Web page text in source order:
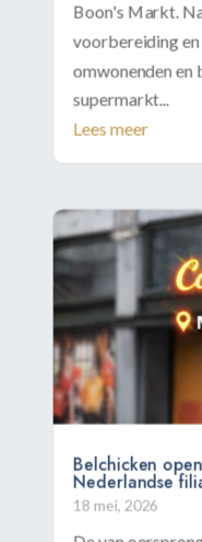
Boon's Markt.
voorbereiding
omwonenden en
supermarkt...
Lees meer
Belchicken
Nederlandse
18 mei, 2026